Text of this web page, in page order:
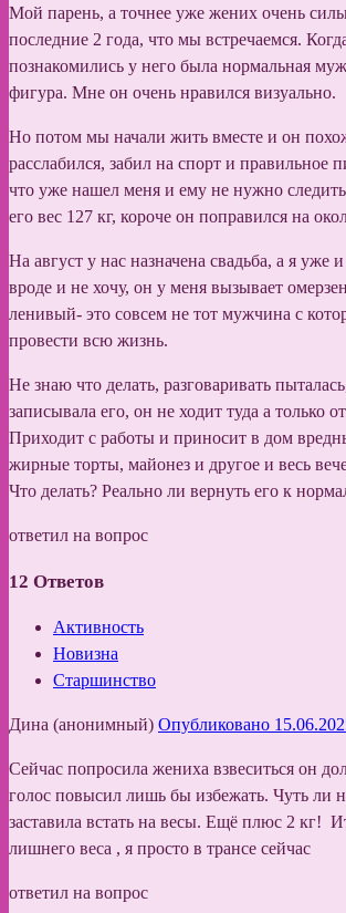
Мой парень, а точнее уже жених очень
последние 2 года, что мы встречаемся.
познакомились у него была нормальная
фигура. Мне он очень нравился визуально.
Но потом мы начали жить вместе и он
расслабился, забил на спорт и правильное
что уже нашел меня и ему не нужно
его вес 127 кг, короче он поправился на
На август у нас назначена свадьба, а я уже
вроде и не хочу, он у меня вызывает
ленивый- это совсем не тот мужчина с
провести всю жизнь.
Не знаю что делать, разговаривать
записывала его, он не ходит туда а только
Приходит с работы и приносит в дом
жирные торты, майонез и другое и весь
Что делать? Реально ли вернуть его к
ответил на вопрос
12 Ответов
Активность
Новизна
Старшинство
Дина (анонимный) Опубликовано
Сейчас попросила жениха взвеситься он
голос повысил лишь бы избежать. Чуть ли
заставила встать на весы. Ещё плюс 2 кг!
лишнего веса , я просто в трансе сейчас
ответил на вопрос